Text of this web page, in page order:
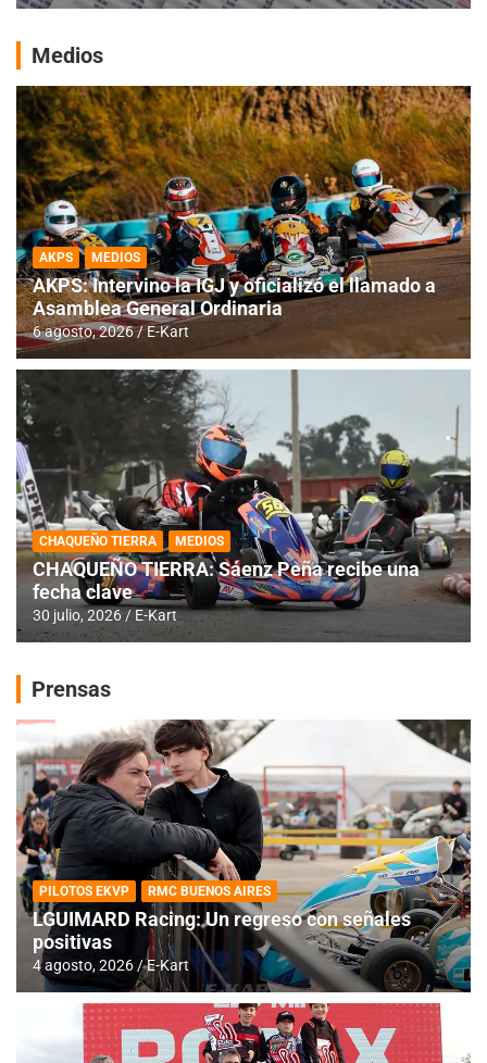
Medios
AKPS MEDIOS
AKPS: Intervino la IGJ y oficializó el llamado a
Asamblea General Ordinaria
6 agosto, 2026 E-Kart
CHAQUEÑO TIERRA MEDIOS
CHAQUEÑO TIERRA: Sáenz Peña recibe una
fecha clave
30 julio, 2026 E-Kart
Prensas
PILOTOS EKVP RMC BUENOS AIRES
LGUIMARD Racing: Un regreso con señales
positivas
4 agosto, 2026 E-Kart